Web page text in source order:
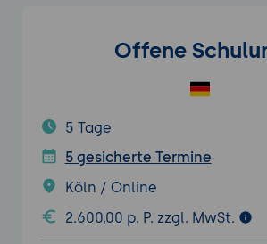
Offene
5 Tage
5 gesicherte Termine
Köln / Online
2.600,00 p. P. zzgl. MwSt.